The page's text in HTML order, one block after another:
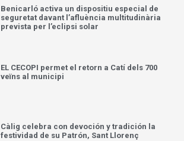
Benicarló activa un dispositiu especial de
seguretat davant l’afluència multitudinària
prevista per l’eclipsi solar
EL CECOPI permet el retorn a Catí dels 700
veïns al municipi
Càlig celebra con devoción y tradición la
festividad de su Patrón, Sant Llorenç